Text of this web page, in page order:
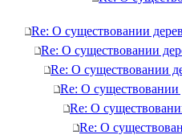
Re: О существовании
Re: О существовании
Re: О существовании
Re: О существовании
Re: О
Re: О